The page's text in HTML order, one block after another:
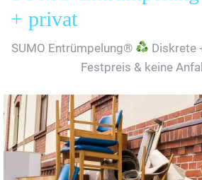
+ privat
SUMO Entrümpelung®
Diskrete
Festpreis & keine